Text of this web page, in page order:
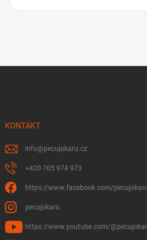
KONTAKT
info@pecujokaru.cz
+420 705 974 973
https://www.facebook.com/
pecujokaru
https://www.youtube.com/